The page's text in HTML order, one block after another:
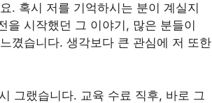
. 혹시 저를 기억하시는 분이 계실지
을 시작했던 그 이야기, 많은 분들이
꼈습니다. 생각보다 큰 관심에 저 또한
그랬습니다. 교육 수료 직후, 바로 그